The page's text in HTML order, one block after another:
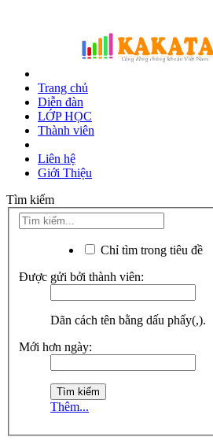
Trang chủ
Diễn đàn
LỚP HỌC
Thành viên
Liên hệ
Giới Thiệu
Tìm kiếm
Chỉ tìm trong tiêu đề
Được gửi bởi thành viên:
Dãn cách tên bằng dấu phẩy(,).
Mới hơn ngày:
Thêm...